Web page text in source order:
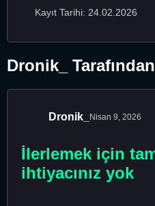
Kayıt Tarihi: 24.02.2026
Dronik_
Dronik_ Nisan 9, 2026
İlerlemek için
ihtiyacınız yok